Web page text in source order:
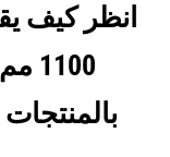
انظر كيف